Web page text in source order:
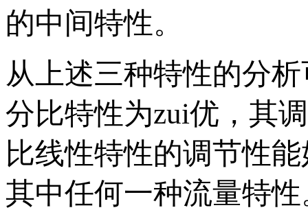
的中间特性。
从上述三种特性的分
分比特性为zui优，其
比线性特性的调节性
其中任何一种流量特性